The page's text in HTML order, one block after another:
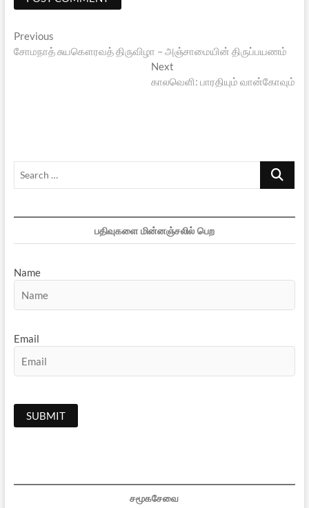
Post
navigation
PreviousPrevious
post:
சோமநாத் சுயகௌரவத் திருவிழா – அஞ்சாமையின் திருப்பயணம்
Next
post:
காலவெளி: பாரதியும் வான்கோவும்
Search
பதிவுகளை மின்னஞ்சலில் பெற
Name
Email
சமூகசேவை